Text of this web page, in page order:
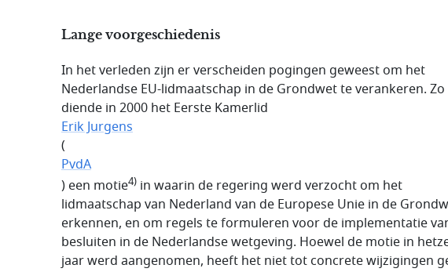
Lange voorgeschiedenis
In het verleden zijn er verscheiden pogingen geweest om het
Nederlandse EU-lidmaatschap in de Grondwet te verankeren. Zo
diende in 2000 het Eerste Kamerlid
Erik Jurgens
(
PvdA
) een motie4) in waarin de regering werd verzocht om het
lidmaatschap van Nederland van de Europese Unie in de
erkennen, en om regels te formuleren voor de implementatie
besluiten in de Nederlandse wetgeving. Hoewel de motie in
jaar werd aangenomen, heeft het niet tot concrete wijzigingen